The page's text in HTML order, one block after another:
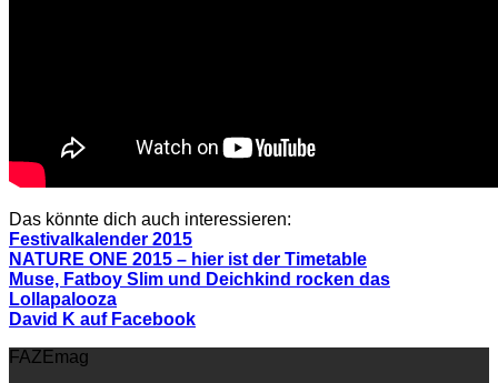
Das könnte dich auch interessieren:
Festivalkalender 2015
NATURE ONE 2015 – hier ist der Timetable
Muse, Fatboy Slim und Deichkind rocken das
Lollapalooza
David K auf Facebook
FAZEmag